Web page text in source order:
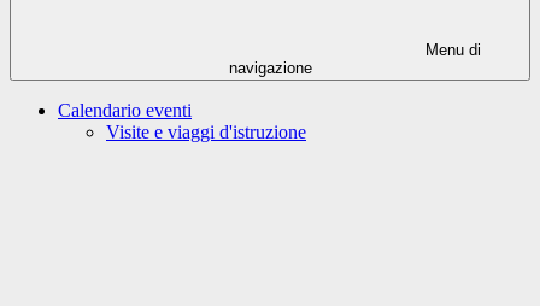
Menu di
navigazione
Calendario eventi
Visite e viaggi d'istruzione